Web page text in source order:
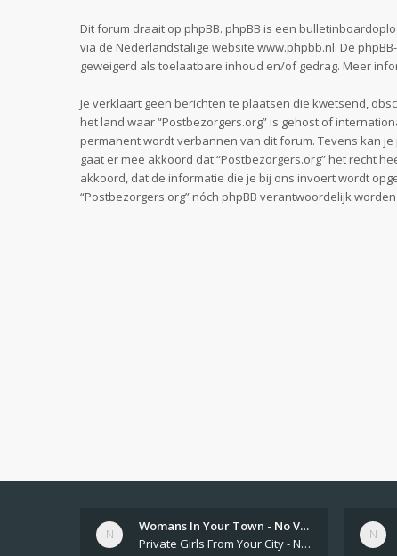
Dit forum draait op phpBB. phpBB is een
via de Nederlandstalige website www.phpbb.nl. De
geweigerd als toelaatbare inhoud en/of gedrag. Meer
Je verklaart geen berichten te plaatsen die kwetsend,
het land waar “Postbezorgers.org” is gehost of
permanent wordt verbannen van dit forum. Tevens kan
gaat er mee akkoord dat “Postbezorgers.org” het recht
akkoord, dat de informatie die je bij ons invoert wordt
“Postbezorgers.org” nóch phpBB verantwoordelijk
Womans In Your Town - No Veri…
Private Girls From Your City - No Selfie - Anonymous Adult Dating https://privatedates.live Private Girls In Your